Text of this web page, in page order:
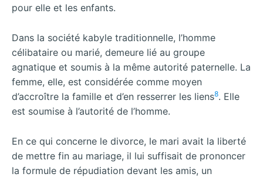
pour elle et les enfants.
Dans la société kabyle traditionnelle, l’homme
célibataire ou marié, demeure lié au groupe
agnatique et soumis à la même autorité paternelle. La
femme, elle, est considérée comme moyen
d’accroître la famille et d’en resserrer les liens8. Elle
est soumise à l’autorité de l’homme.
En ce qui concerne le divorce, le mari avait la liberté
de mettre fin au mariage, il lui suffisait de prononcer
la formule de répudiation devant les amis, un